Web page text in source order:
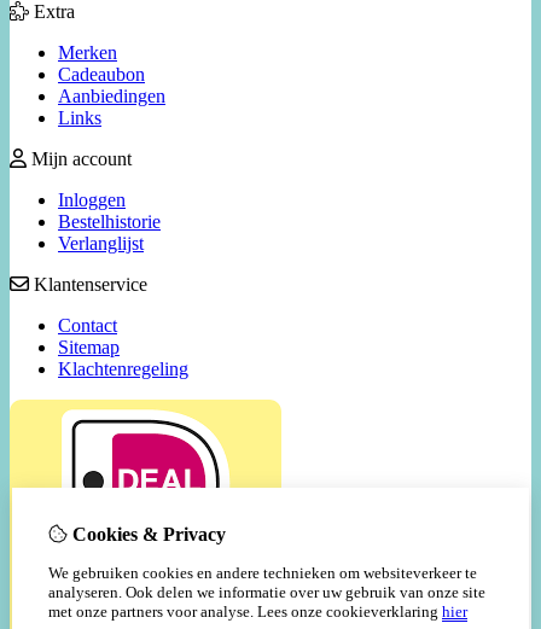
Extra
Merken
Cadeaubon
Aanbiedingen
Links
Mijn account
Inloggen
Bestelhistorie
Verlanglijst
Klantenservice
Contact
Sitemap
Klachtenregeling
Cookies & Privacy
We gebruiken cookies en andere technieken om websiteverkeer te
analyseren. Ook delen we informatie over uw gebruik van onze site
met onze partners voor analyse. Lees onze cookieverklaring hier